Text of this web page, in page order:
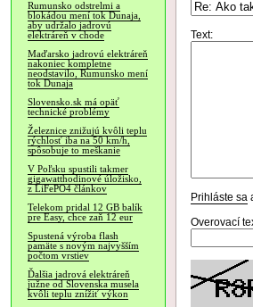
Rumunsko odstrelmi a
blokádou mení tok Dunaja,
aby udržalo jadrovú
elektráreň v chode
Maďarsko jadrovú elektráreň
nakoniec kompletne
neodstavilo, Rumunsko mení
tok Dunaja
Slovensko.sk má opäť
technické problémy
Železnice znižujú kvôli teplu
rýchlosť iba na 50 km/h,
spôsobuje to meškanie
V Poľsku spustili takmer
gigawatthodinové úložisko,
z LiFePO4 článkov
Telekom pridal 12 GB balík
pre Easy, chce zaň 12 eur
Spustená výroba flash
pamäte s novým najvyšším
počtom vrstiev
Ďalšia jadrová elektráreň
južne od Slovenska musela
kvôli teplu znížiť výkon
Text:
Prihláste sa
Overovací